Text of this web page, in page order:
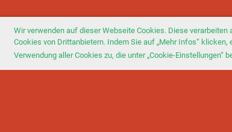
Wir verwenden auf dieser Webseite Cookies. Diese
Cookies von Drittanbietern. Indem Sie auf „Mehr Infos“
Verwendung aller Cookies zu, die unter „Cookie-